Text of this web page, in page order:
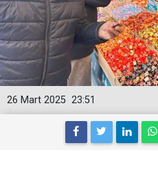
23:51
26 Mart 2025